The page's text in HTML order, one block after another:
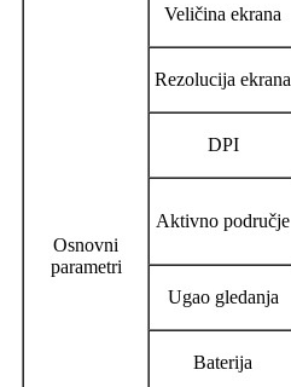
Osnovni
parametri
Veličina ekrana
Rezolucija ekrana
DPI
Aktivno područje
Ugao gledanja
Baterija